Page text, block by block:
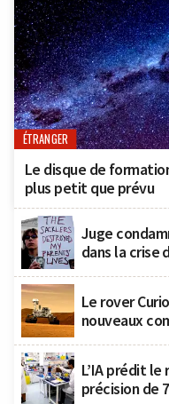
ÉTRANGER
Le disque de
plus petit que prévu
Juge
dans la crise
Le rover
nouveaux
L’IA prédit
précision de